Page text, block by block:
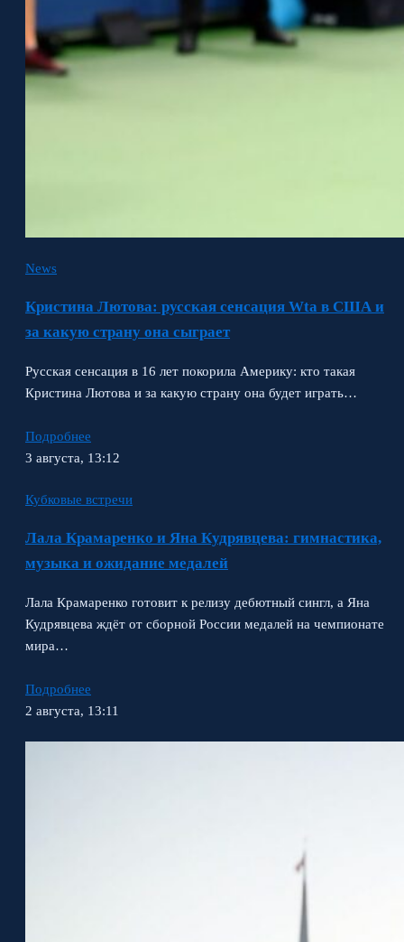
News
Кристина Лютова: русская сенсация Wta в США и
за какую страну она сыграет
Русская сенсация в 16 лет покорила Америку: кто такая
Кристина Лютова и за какую страну она будет играть…
Подробнее
3 августа, 13:12
Кубковые встречи
Лала Крамаренко и Яна Кудрявцева: гимнастика,
музыка и ожидание медалей
Лала Крамаренко готовит к релизу дебютный сингл, а Яна
Кудрявцева ждёт от сборной России медалей на чемпионате
мира…
Подробнее
2 августа, 13:11